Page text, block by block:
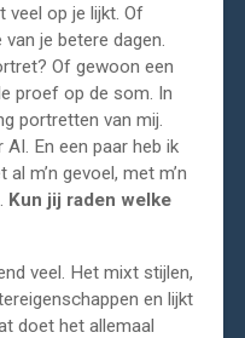
veel op je lijkt. Of
je betere dagen.
Of gewoon een
proef op de som. In
portretten van mij.
En een paar heb ik
m’n gevoel, met m’n
Kun jij raden welke
veel. Het mixt stijlen,
en lijkt
doet het allemaal